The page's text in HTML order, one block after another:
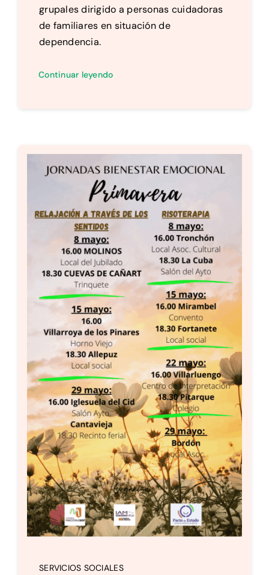
grupales dirigido a personas cuidadoras
de familiares en situación de
dependencia.
Continuar leyendo
SERVICIOS SOCIALES